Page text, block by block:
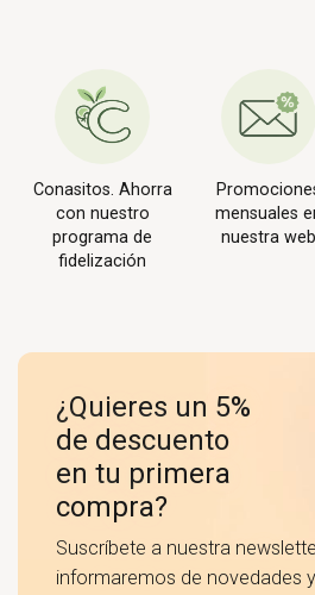
Conasitos. Ahorra
con nuestro
programa de
fidelización
mensuales
nuestra web
¿Quieres un 5%
de descuento
en tu primera
compra?
Suscríbete a nuestra
informaremos de novedades y